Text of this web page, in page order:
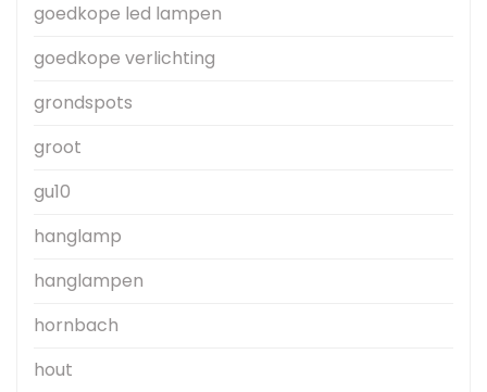
goedkope led lampen
goedkope verlichting
grondspots
groot
gu10
hanglamp
hanglampen
hornbach
hout